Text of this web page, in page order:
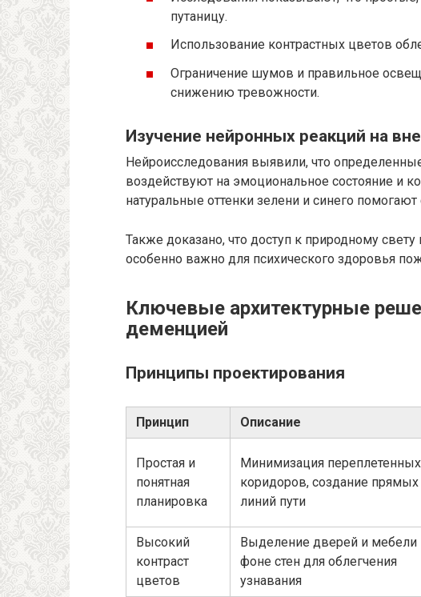
путаницу.
Использование контрастных цветов
Ограничение шумов и правильное
снижению тревожности.
Изучение нейронных реакций на
Нейроисследования выявили, что
воздействуют на эмоциональное состояние и
натуральные оттенки зелени и синего помогают
Также доказано, что доступ к природному
особенно важно для психического здоровья
Ключевые архитектурные
деменцией
Принципы проектирования
Принцип Описание
Простая и
понятная
планировка
Минимизация переплетенных
коридоров, создание прямых
линий пути
Высокий
контраст
цветов
Выделение дверей и мебели
фоне стен для облегчения
узнавания